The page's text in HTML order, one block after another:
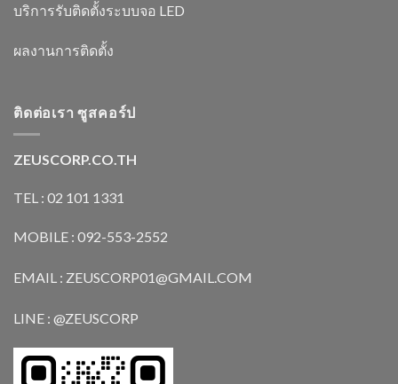
บริการรับติดตั้งระบบจอ LED
ผลงานการติดตั้ง
ติดต่อเรา ซูสคอร์ป
ZEUSCORP.CO.TH
TEL : 02 101 1331
MOBILE : 092-553-2552
EMAIL : ZEUSCORP01@GMAIL.COM
LINE : @ZEUSCORP